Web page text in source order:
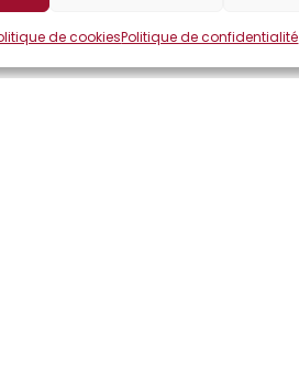
de cookiesPolitique de confidentialité